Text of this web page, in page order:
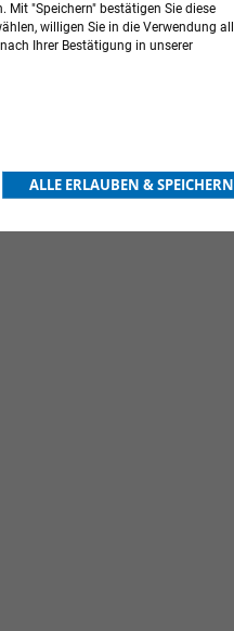
HINZUFÜGEN
BD
IN
Mit "Speichern" bestätigen Sie diese
willigen Sie in die Verwendung
Ihrer Bestätigung in unserer
ALLE ERLAUBEN & SPEICHERN